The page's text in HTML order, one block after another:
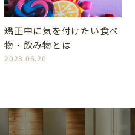
矯正中に気を付けたい食べ
物・飲み物とは
2023.06.20